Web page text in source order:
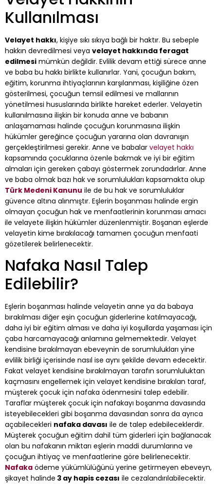
Kullanılması
Velayet hakkı, kişiye sıkı sıkıya bağlı bir haktır. Bu sebeple
hakkın devredilmesi veya velayet hakkında feragat
edilmesi mümkün değildir. Evlilik devam ettiği sürece anne
ve baba bu hakkı birlikte kullanırlar. Yani, çocuğun bakım,
eğitim, korunma ihtiyaçlarının karşılanması, kişiliğine özen
gösterilmesi, çocuğun temsil edilmesi ve mallarının
yönetilmesi hususlarında birlikte hareket ederler. Velayetin
kullanılmasına ilişkin bir konuda anne ve babanın
anlaşamaması halinde çocuğun korunmasına ilişkin
hükümler gereğince çocuğun yararına olan davranışın
gerçekleştirilmesi gerekir. Anne ve babalar velayet hakkı
kapsamında çocuklarına özenle bakmak ve iyi bir eğitim
almaları için gereken çabayı göstermek zorundadırlar. Anne
ve baba olmak bazı hak ve sorumlulukları kapsamakta olup
Türk Medeni Kanunu ile de bu hak ve sorumluluklar
güvence altına alınmıştır. Eşlerin boşanması halinde ergin
olmayan çocuğun hak ve menfaatlerinin korunması amacı
ile velayete ilişkin hükümler düzenlenmiştir. Boşanan eşlerde
velayetin kime bırakılacağı tamamen çocuğun menfaati
gözetilerek belirlenecektir.
Nafaka Nasıl Talep
Edilebilir?
Eşlerin boşanması halinde velayetin anne ya da babaya
bırakılması diğer eşin çocuğun giderlerine katılmayacağı,
daha iyi bir eğitim alması ve daha iyi koşullarda yaşaması için
çaba harcamayacağı anlamına gelmemektedir. Velayet
kendisine bırakılmayan ebeveynin de sorumlulukları yine
evlilik birliği içerisinde nasıl ise aynı şekilde devam edecektir.
Fakat velayet kendisine bırakılmayan tarafın sorumluluktan
kaçmasını engellemek için velayet kendisine bırakılan taraf,
müşterek çocuk için nafaka ödenmesini talep edebilir.
Taraflar müşterek çocuk için nafakayı boşanma davasında
isteyebilecekleri gibi boşanma davasından sonra da ayrıca
açabilecekleri nafaka davası ile de talep edebileceklerdir.
Müşterek çocuğun eğitim dahil tüm giderleri için bağlanacak
olan bu nafakanın miktarı eşlerin maddi durumlarına ve
çocuğun ihtiyaç ve menfaatlerine göre belirlenecektir.
Nafaka ödeme yükümlülüğünü yerine getirmeyen ebeveyn,
şikayet halinde 3 ay hapis cezası ile cezalandırılabilecektir.